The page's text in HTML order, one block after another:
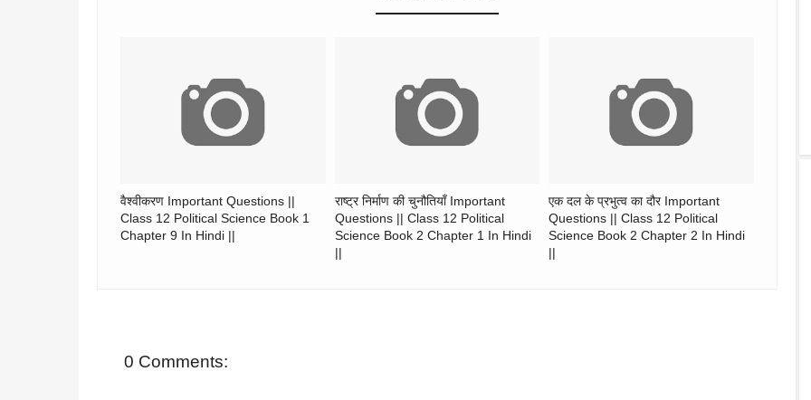
वैश्वीकरण Important Questions ||
Class 12 Political Science Book 1
Chapter 9 In Hindi ||
राष्ट्र निर्माण की चुनौतियाँ Important
Questions || Class 12 Political
Science Book 2 Chapter 1 In Hindi
||
एक दल के प्रभुत्व का दौर Important
Questions || Class 12 Political
Science Book 2 Chapter 2 In Hindi
||
0 Comments: